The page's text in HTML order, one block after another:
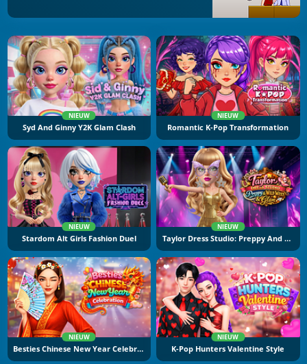
NIEUW
Syd And Ginny Y2K Glam Clash
NIEUW
Romantic K-Pop Transformation
NIEUW
Stardom Alt Girls Fashion Duel
NIEUW
Taylor Dress Studio: Preppy And Wild West Glam
NIEUW
Besties Chinese New Year Celebration
NIEUW
K-Pop Hunters Valentine Style